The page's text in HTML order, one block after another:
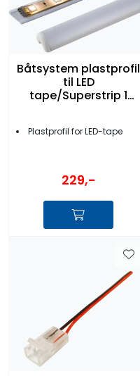
Båtsystem plastprofil
til LED
tape/Superstrip 1
Plastprofil for LED-tape
229,-